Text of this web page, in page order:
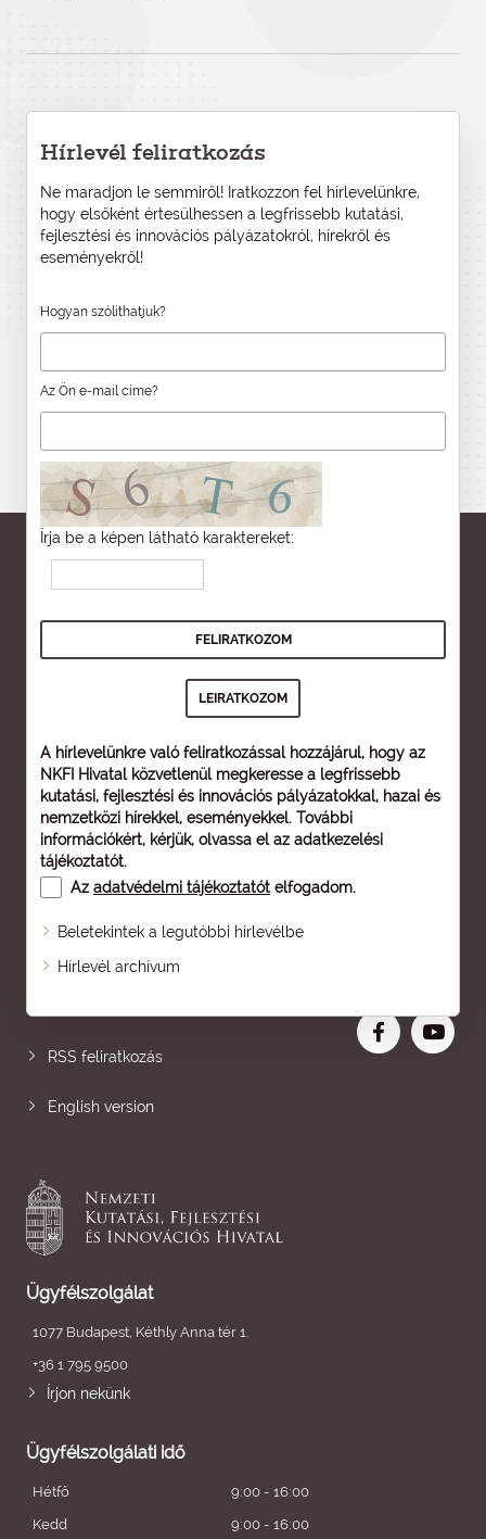
Hírlevél feliratkozás
Ne maradjon le semmiről! Iratkozzon fel hírlevelünkre,
hogy elsőként értesülhessen a legfrissebb kutatási,
fejlesztési és innovációs pályázatokról, hírekről és
eseményekről!
Hogyan szólíthatjuk?
Az Ön e-mail címe?
Írja be a képen látható karaktereket:
A hírlevelünkre való feliratkozással hozzájárul, hogy az
NKFI Hivatal közvetlenül megkeresse a legfrissebb
kutatási, fejlesztési és innovációs pályázatokkal, hazai és
nemzetközi hírekkel, eseményekkel. További
információkért, kérjük, olvassa el az adatkezelési
tájékoztatót.
Az adatvédelmi tájékoztatót elfogadom.
Beletekintek a legutóbbi hírlevélbe
Hírlevél archívum
Oldaltérkép
RSS feliratkozás
English version
Ügyfélszolgálat
1077 Budapest, Kéthly Anna tér 1.
+36 1 795 9500
Írjon nekünk
Ügyfélszolgálati idő
Hétfő
9:00 - 16:00
Kedd
9:00 - 16:00